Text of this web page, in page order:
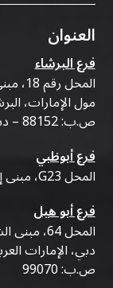
العنوان
فرع البرشاء
مول الإمارات، البرشاء
ص.ب: 88152 – دبي – الإمارات العربية المتحدة
فرع أبوظبي
المحل G23، مبنى إنرجي - مصفح - M20 - أبوظبي
فرع أبو هيل
المحل
دبي، الإمارات
ص.ب: 99070